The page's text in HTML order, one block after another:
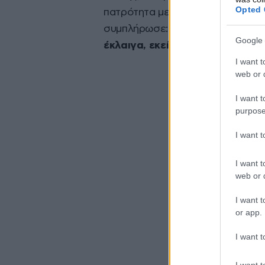
Opted
Google
I want
web or
I want
I want
I want
web or
I want
or app.
I want
πατρότητα με έχει κάνει
συμπλήρωσε: «
Έχω περάσει
έκλαιγα, εκεί καταλαβαίνεις τι